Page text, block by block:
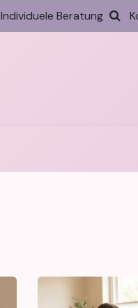
Individuele Beratung